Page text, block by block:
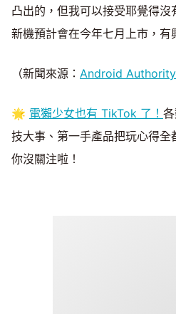
凸出的，但我可以接受耶覺得
新機預計會在今年七月上市，
（新聞來源： Android Authority
🌟 電獺少女也有 TikTok 了！
技大事、第一手產品把玩心得全
你沒關注啦！